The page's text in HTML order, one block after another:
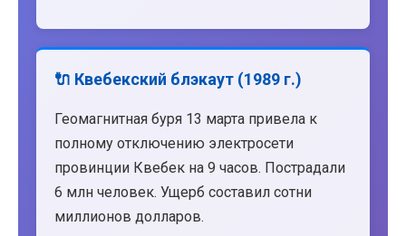
🔌 Квебекский блэкаут (1989 г.)
Геомагнитная буря 13 марта привела к
полному отключению электросети
провинции Квебек на 9 часов. Пострадали
6 млн человек. Ущерб составил сотни
миллионов долларов.